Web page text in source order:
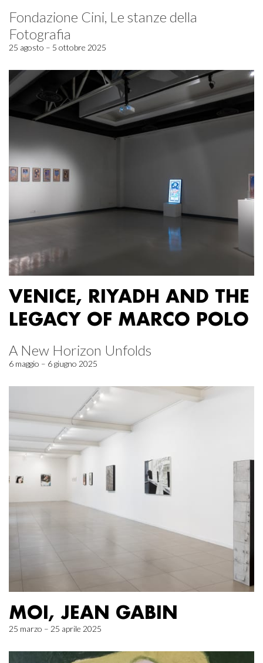
Fondazione Cini, Le stanze della
Fotografia
25 agosto – 5 ottobre 2025
VENICE, RIYADH AND THE
LEGACY OF MARCO POLO
A New Horizon Unfolds
6 maggio – 6 giugno 2025
MOI, JEAN GABIN
25 marzo – 25 aprile 2025